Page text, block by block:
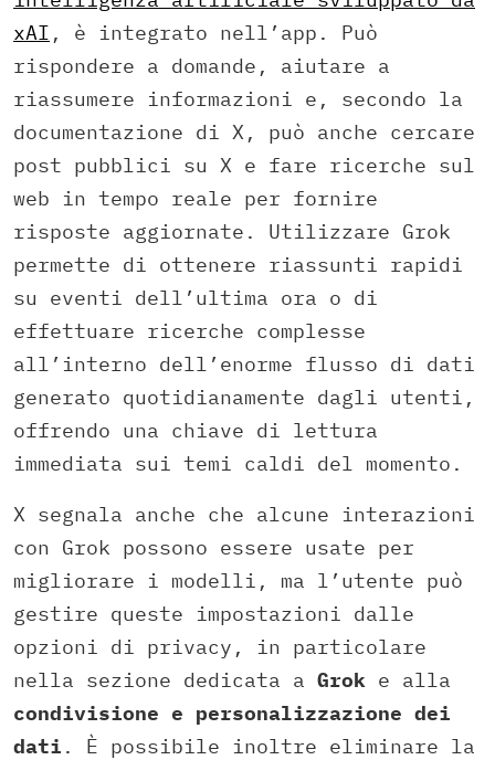
xAI , è integrato nell’app. Può
rispondere a domande, aiutare a
riassumere informazioni e, secondo la
documentazione di X, può anche cercare
post pubblici su X e fare ricerche sul
web in tempo reale per fornire
risposte aggiornate. Utilizzare Grok
permette di ottenere riassunti rapidi
su eventi dell’ultima ora o di
effettuare ricerche complesse
all’interno dell’enorme flusso di dati
generato quotidianamente dagli utenti,
offrendo una chiave di lettura
immediata sui temi caldi del momento.
X segnala anche che alcune interazioni
con Grok possono essere usate per
migliorare i modelli, ma l’utente può
gestire queste impostazioni dalle
opzioni di privacy, in particolare
nella sezione dedicata a Grok e alla
condivisione e personalizzazione dei
dati . È possibile inoltre eliminare la